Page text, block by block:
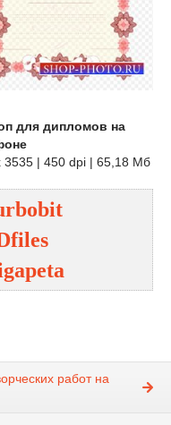
для дипломов на
3535 | 450 dpi | 65,18 Мб
работ на